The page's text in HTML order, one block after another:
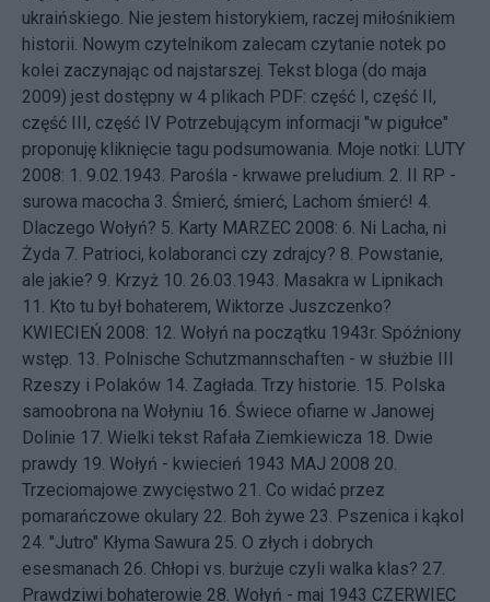
ukraińskiego. Nie jestem historykiem, raczej miłośnikiem
historii. Nowym czytelnikom zalecam czytanie notek po
kolei zaczynając od najstarszej. Tekst bloga (do maja
2009) jest dostępny w 4 plikach PDF: część I, część II,
część III, część IV Potrzebującym informacji "w pigułce"
proponuję kliknięcie tagu podsumowania . Moje notki: LUTY
2008: 1. 9.02.1943. Parośla - krwawe preludium. 2. II RP -
surowa macocha 3. Śmierć, śmierć, Lachom śmierć! 4.
Dlaczego Wołyń? 5. Karty MARZEC 2008: 6. Ni Lacha, ni
Żyda 7. Patrioci, kolaboranci czy zdrajcy? 8. Powstanie,
ale jakie? 9. Krzyż 10. 26.03.1943. Masakra w Lipnikach
11.
Kto tu był bohaterem, Wiktorze Juszczenko?
KWIECIEŃ 2008: 12. Wołyń na początku 1943r. Spóźniony
wstęp. 13. Polnische Schutzmannschaften - w służbie III
Rzeszy i Polaków 14. Zagłada. Trzy historie. 15. Polska
samoobrona na Wołyniu 16. Świece ofiarne w Janowej
Dolinie 17. Wielki tekst Rafała Ziemkiewicza 18. Dwie
prawdy 19. Wołyń - kwiecień 1943 MAJ 2008 20.
Trzeciomajowe zwycięstwo 21. Co widać przez
pomarańczowe okulary 22. Boh żywe 23. Pszenica i kąkol
24. "Jutro" Kłyma Sawura 25. O złych i dobrych
esesmanach 26. Chłopi vs. burżuje czyli walka klas? 27.
Prawdziwi bohaterowie 28. Wołyń - maj 1943 CZERWIEC